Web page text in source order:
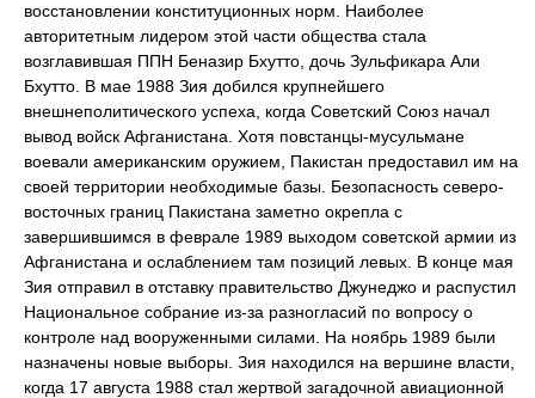
восстановлении конституционных норм. Наиболее
авторитетным лидером этой части общества стала
возглавившая ППН Беназир Бхутто, дочь Зульфикара Али
Бхутто. В мае 1988 Зия добился крупнейшего
внешнеполитического успеха, когда Советский Союз начал
вывод войск Афганистана. Хотя повстанцы-мусульмане
воевали американским оружием, Пакистан предоставил им на
своей территории необходимые базы. Безопасность северо-
восточных границ Пакистана заметно окрепла с
завершившимся в феврале 1989 выходом советской армии из
Афганистана и ослаблением там позиций левых. В конце мая
Зия отправил в отставку правительство Джунеджо и распустил
Национальное собрание из-за разногласий по вопросу о
контроле над вооруженными силами. На ноябрь 1989 были
назначены новые выборы. Зия находился на вершине власти,
когда 17 августа 1988 стал жертвой загадочной авиационной